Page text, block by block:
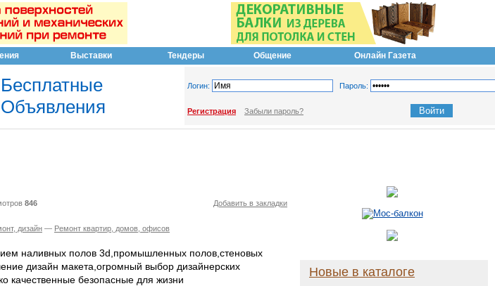
Выставки Тендеры Общение Онлайн Газета
Бесплатные
Объявления
Логин: Пароль:
Регистрация Забыли пароль?
846 Добавить в закладки
дизайн — Ремонт квартир, домов, офисов
наливных полов 3d,промышленных полов,стеновых
дизайн макета,огромный выбор дизайнерских
качественные безопасные для жизни
Новые в каталоге